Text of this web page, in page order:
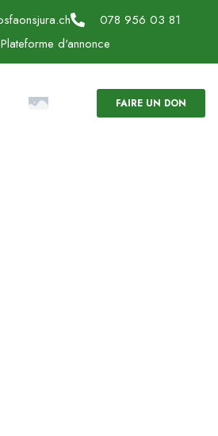
078 956 03 81
Plateforme d'annonce
FAIRE UN DON